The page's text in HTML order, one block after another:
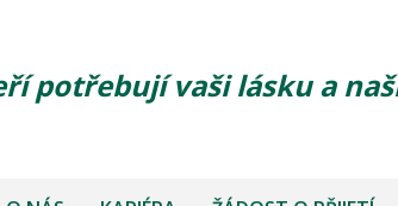
potřebují vaši lásku a